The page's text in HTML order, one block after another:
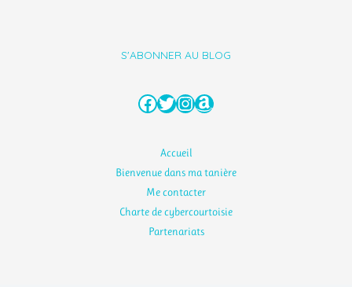
S'ABONNER AU BLOG
Facebook
Twitter
Instagram
Amazon
Accueil
Bienvenue dans ma tanière
Me contacter
Charte de cybercourtoisie
Partenariats